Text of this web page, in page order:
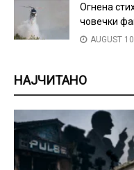
Огнена
човечки
AUGUST
НАЈЧИТАНО